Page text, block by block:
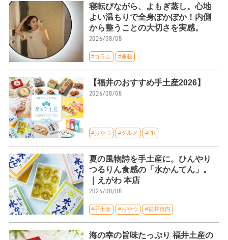
寝転びながら、よもぎ蒸し。心地
よい温もりで全身ぽかぽか！内側
から整うことの大切さを実感。
2026/08/08
#コラム #連載
【福井のおすすめ手土産2026】
2026/08/08
#おやつ #グルメ #PR
夏の風物詩を手土産に。ひんやり
つるりん食感の「水かんてん」。
｜えがわ 本店
2026/08/08
#手土産 #おやつ #福井市内
海の幸の旨味たっぷり 福井土産の